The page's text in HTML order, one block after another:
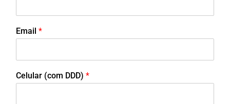
Email *
Celular (com DDD) *